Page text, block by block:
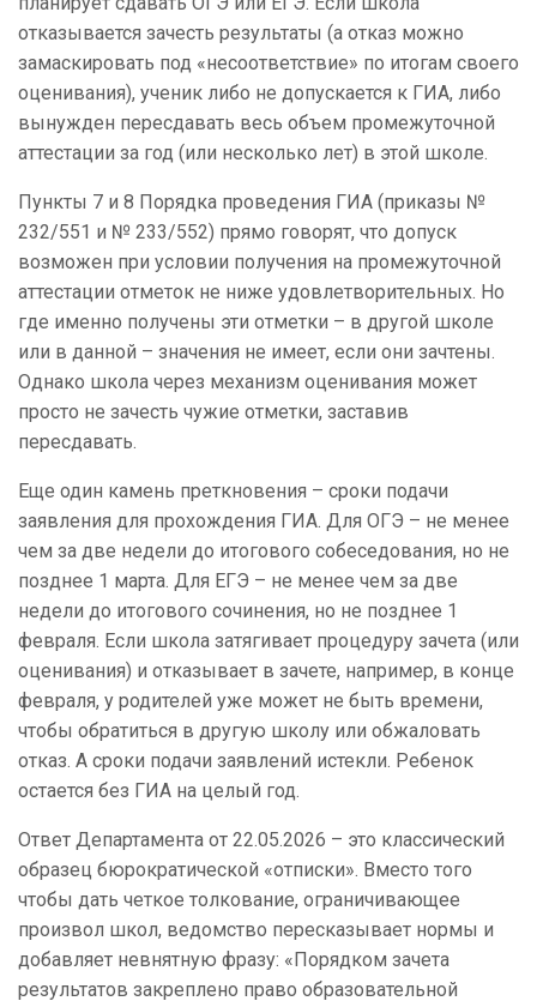
отказывается зачесть результаты (а отказ можно
замаскировать под «несоответствие» по итогам своего
оценивания), ученик либо не допускается к ГИА, либо
вынужден пересдавать весь объем промежуточной
аттестации за год (или несколько лет) в этой школе.
Пункты 7 и 8 Порядка проведения ГИА (приказы №
232/551 и № 233/552) прямо говорят, что допуск
возможен при условии получения на промежуточной
аттестации отметок не ниже удовлетворительных. Но
где именно получены эти отметки – в другой школе
или в данной – значения не имеет, если они зачтены.
Однако школа через механизм оценивания может
просто не зачесть чужие отметки, заставив
пересдавать.
Еще один камень преткновения – сроки подачи
заявления для прохождения ГИА. Для ОГЭ – не менее
чем за две недели до итогового собеседования, но не
позднее 1 марта. Для ЕГЭ – не менее чем за две
недели до итогового сочинения, но не позднее 1
февраля. Если школа затягивает процедуру зачета (или
оценивания) и отказывает в зачете, например, в конце
февраля, у родителей уже может не быть времени,
чтобы обратиться в другую школу или обжаловать
отказ. А сроки подачи заявлений истекли. Ребенок
остается без ГИА на целый год.
Ответ Департамента от 22.05.2026 – это классический
образец бюрократической «отписки». Вместо того
чтобы дать четкое толкование, ограничивающее
произвол школ, ведомство пересказывает нормы и
добавляет невнятную фразу: «Порядком зачета
результатов закреплено право образовательной